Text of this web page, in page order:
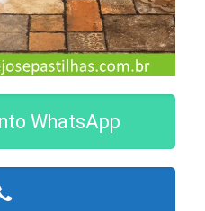
WhatsApp